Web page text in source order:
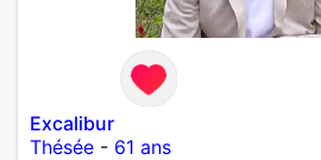
qu’impatient. J’essaye de faire
bien dramatique ! Du moins je
homme facile à vivre. À vous si
d’apprendre à me connaître
ravi….A très bientôt je l’espère.
Excalibur
Thésée - 61 ans